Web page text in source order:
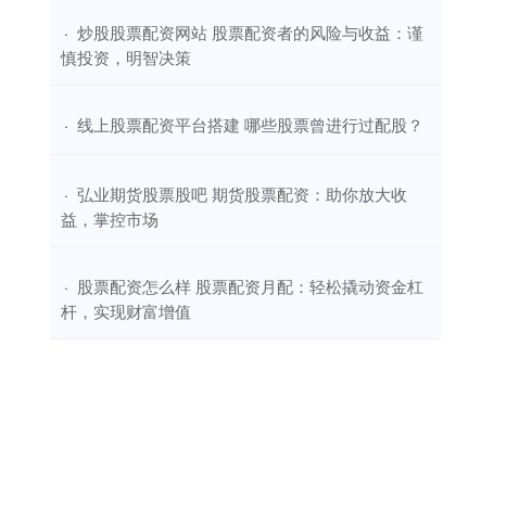
· ​炒股股票配资网站 股票配资者的风险与收益：谨
慎投资，明智决策
· ​线上股票配资平台搭建 哪些股票曾进行过配股？
· ​弘业期货股票股吧 期货股票配资：助你放大收
益，掌控市场
· ​股票配资怎么样 股票配资月配：轻松撬动资金杠
杆，实现财富增值